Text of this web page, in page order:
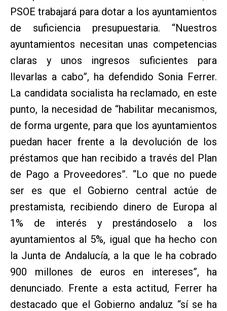
PSOE trabajará para dotar a los ayuntamientos
de suficiencia presupuestaria. “Nuestros
ayuntamientos necesitan unas competencias
claras y unos ingresos suficientes para
llevarlas a cabo”, ha defendido Sonia Ferrer.
La candidata socialista ha reclamado, en este
punto, la necesidad de “habilitar mecanismos,
de forma urgente, para que los ayuntamientos
puedan hacer frente a la devolución de los
préstamos que han recibido a través del Plan
de Pago a Proveedores”. “Lo que no puede
ser es que el Gobierno central actúe de
prestamista, recibiendo dinero de Europa al
1% de interés y prestándoselo a los
ayuntamientos al 5%, igual que ha hecho con
la Junta de Andalucía, a la que le ha cobrado
900 millones de euros en intereses”, ha
denunciado. Frente a esta actitud, Ferrer ha
destacado que el Gobierno andaluz “sí se ha